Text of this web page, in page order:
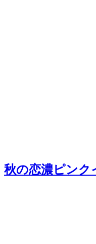
秋の恋濃ピン